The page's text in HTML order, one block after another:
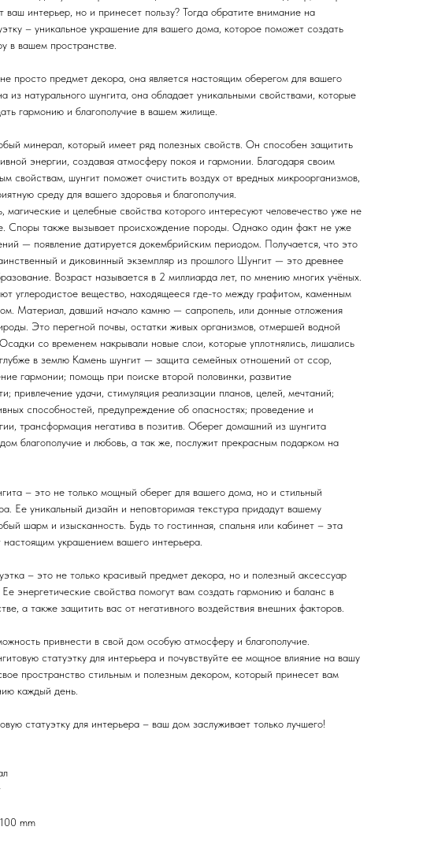
ваш интерьер, но и принесет пользу? Тогда обратите внимание на
– уникальное украшение для вашего дома, которое поможет создать
в вашем пространстве.
просто предмет декора, она является настоящим оберегом для вашего
из натурального шунгита, она обладает уникальными свойствами, которые
гармонию и благополучие в вашем жилище.
минерал, который имеет ряд полезных свойств. Он способен защитить
энергии, создавая атмосферу покоя и гармонии. Благодаря своим
свойствам, шунгит поможет очистить воздух от вредных микроорганизмов,
среду для вашего здоровья и благополучия.
и целебные свойства которого интересуют человечество уже не
Споры также вызывает происхождение породы. Однако один факт не уже
— появление датируется докембрийским периодом. Получается, что это
и диковинный экземпляр из прошлого Шунгит — это древнее
Возраст называется в 2 миллиарда лет, по мнению многих учёных.
углеродистое вещество, находящееся где-то между графитом, каменным
Материал, давший начало камню — сапропель, или донные отложения
Это перегной почвы, остатки живых организмов, отмершей водной
со временем накрывали новые слои, которые уплотнялись, лишались
в землю Камень шунгит — защита семейных отношений от ссор,
гармонии; помощь при поиске второй половинки, развитие
привлечение удачи, стимуляция реализации планов, целей, мечтаний;
способностей, предупреждение об опасностях; проведение и
трансформация негатива в позитив. Оберег домашний из шунгита
благополучие и любовь, а так же, послужит прекрасным подарком на
– это не только мощный оберег для вашего дома, но и стильный
Ее уникальный дизайн и неповторимая текстура придадут вашему
шарм и изысканность. Будь то гостинная, спальня или кабинет – эта
настоящим украшением вашего интерьера.
– это не только красивый предмет декора, но и полезный аксессуар
энергетические свойства помогут вам создать гармонию и баланс в
а также защитить вас от негативного воздействия внешних факторов.
привнести в свой дом особую атмосферу и благополучие.
статуэтку для интерьера и почувствуйте ее мощное влияние на вашу
пространство стильным и полезным декором, который принесет вам
каждый день.
статуэтку для интерьера – ваш дом заслуживает только лучшего!
mm